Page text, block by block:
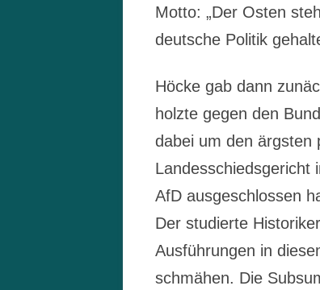
Motto: „Der Osten
deutsche Politik
Höcke gab dann
holzte gegen den
dabei um den ärgsten
Landesschiedsgericht
AfD ausgeschlossen
Der studierte
Ausführungen in
schmähen. Die